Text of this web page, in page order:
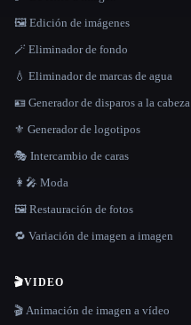
🖼️ Edición de imágenes
🪄 Eliminador de fondo
💧 Eliminador de marcas de agua
🪪 Generador de disparos a la cabeza
⚜️ Generador de logotipos
🎭 Intercambio de caras
👩‍🎤 Moda
🖼️ Restauración de fotos
🔁 Variación de imagen a imagen
🎬VIDEO
🎬 Animación de imagen a vídeo